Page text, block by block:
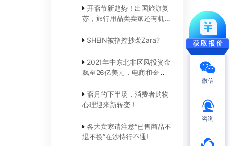
开斋节新趋势！出国旅游复
苏，旅行用品类卖家还有机
SHEIN被指控抄袭Zara?
2021年中东北非区风投资金
飙至26亿美元，电商和金融
斋月的下半场，消费者购物
心理迎来新转变！
各大卖家请注意“已售商品不
退不换”在沙特行不通!
微信
咨询